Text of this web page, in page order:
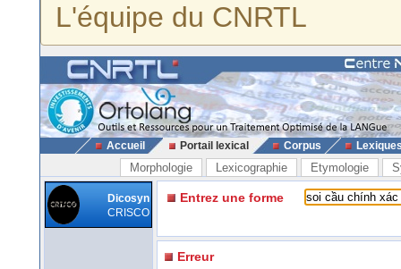
L'équipe du CNRTL
Accueil Portail lexical Corpus
Morphologie Lexicographie Etymologie
Dicosyn
CRISCO
Entrez une forme
Erreur